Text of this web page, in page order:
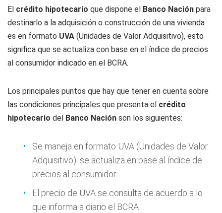
El crédito hipotecario que dispone el Banco Nación para
destinarlo a la adquisición o construcción de una vivienda
es en formato UVA (Unidades de Valor Adquisitivo), esto
significa que se actualiza con base en el índice de precios
al consumidor indicado en el BCRA.
Los principales puntos que hay que tener en cuenta sobre
las condiciones principales que presenta el crédito
hipotecario del Banco Nación son los siguientes:
Se maneja en formato UVA (Unidades de Valor
Adquisitivo): se actualiza en base al índice de
precios al consumidor
El precio de UVA se consulta de acuerdo a lo
que informa a diario el BCRA